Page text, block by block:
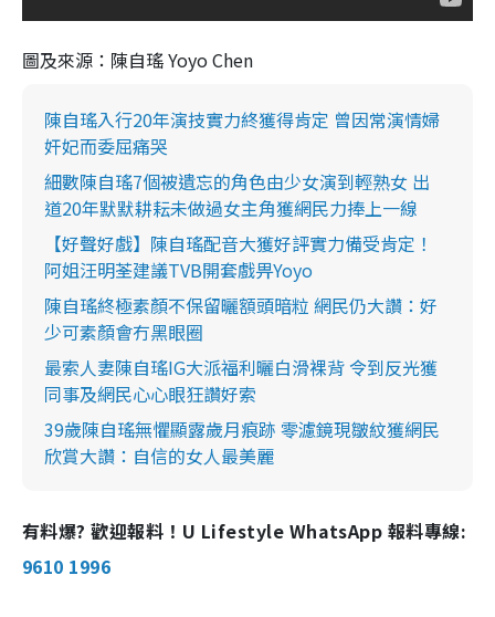
圖及來源：陳自瑤 Yoyo Chen
陳自瑤入行20年演技實力終獲得肯定 曾因常演情婦
奸妃而委屈痛哭
細數陳自瑤7個被遺忘的角色由少女演到輕熟女 出
道20年默默耕耘未做過女主角獲網民力捧上一線
【好聲好戲】陳自瑤配音大獲好評實力備受肯定！
阿姐汪明荃建議TVB開套戲畀Yoyo
陳自瑤終極素顏不保留曬額頭暗粒 網民仍大讚：好
少可素顏會冇黑眼圈
最索人妻陳自瑤IG大派福利曬白滑裸背 令到反光獲
同事及網民心心眼狂讚好索
39歲陳自瑤無懼顯露歲月痕跡 零濾鏡現皺紋獲網民
欣賞大讚：自信的女人最美麗
有料爆? 歡迎報料！U Lifestyle WhatsApp 報料專線:
9610 1996